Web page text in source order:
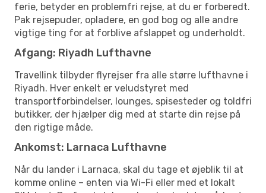
ferie, betyder en problemfri rejse, at du er forberedt.
Pak rejsepuder, opladere, en god bog og alle andre
vigtige ting for at forblive afslappet og underholdt.
Afgang: Riyadh Lufthavne
Travellink tilbyder flyrejser fra alle større lufthavne i
Riyadh. Hver enkelt er veludstyret med
transportforbindelser, lounges, spisesteder og toldfri
butikker, der hjælper dig med at starte din rejse på
den rigtige måde.
Ankomst: Larnaca Lufthavne
Når du lander i Larnaca, skal du tage et øjeblik til at
komme online – enten via Wi-Fi eller med et lokalt